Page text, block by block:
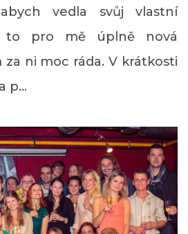
vedla svůj vlastní
to pro mě úplně nová
za ni moc ráda. V krátkosti
p…